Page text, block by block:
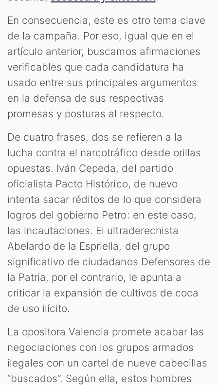
En consecuencia, este es otro tema clave
de la campaña. Por eso, igual que en el
artículo anterior, buscamos afirmaciones
verificables que cada candidatura ha
usado entre sus principales argumentos
en la defensa de sus respectivas
promesas y posturas al respecto.
De cuatro frases, dos se refieren a la
lucha contra el narcotráfico desde orillas
opuestas. Iván Cepeda, del partido
oficialista Pacto Histórico, de nuevo
intenta sacar réditos de lo que considera
logros del gobierno Petro: en este caso,
las incautaciones. El ultraderechista
Abelardo de la Espriella, del grupo
significativo de ciudadanos Defensores de
la Patria, por el contrario, le apunta a
criticar la expansión de cultivos de coca
de uso ilícito.
La opositora Valencia promete acabar las
negociaciones con los grupos armados
ilegales con un cartel de nueve cabecillas
“buscados”. Según ella, estos hombres